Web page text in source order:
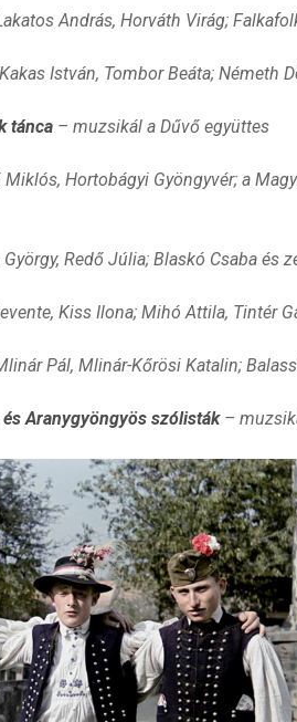
András, Horváth Virág;
István, Tombor Beáta; Németh
tánca – muzsikál a Dűvő együttes
Miklós, Hortobágyi Gyöngyvér; a
Redő Júlia; Blaskó Csaba és
Kiss Ilona; Mihó Attila, Tintér
Pál, Mlinár-Kőrösi Katalin;
Aranygyöngyös szólisták–